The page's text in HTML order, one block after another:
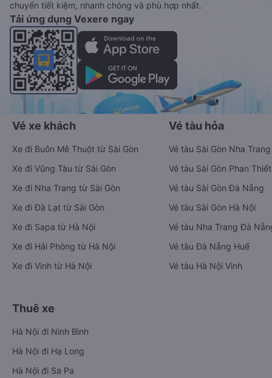
chuyển tiết kiệm, nhanh chóng và phù hợp nhất.
Tải ứng dụng Vexere ngay
Vé xe khách
Xe đi Buôn Mê Thuột từ Sài Gòn
Xe đi Vũng Tàu từ Sài Gòn
Xe đi Nha Trang từ Sài Gòn
Xe đi Đà Lạt từ Sài Gòn
Xe đi Sapa từ Hà Nội
Xe đi Hải Phòng từ Hà Nội
Xe đi Vinh từ Hà Nội
Vé tàu hỏa
Vé tàu Sài Gòn Nha Trang
Vé tàu Sài Gòn Phan Thiết
Vé tàu Sài Gòn Đà Nẵng
Vé tàu Sài Gòn Hà Nội
Vé tàu Nha Trang Đà
Vé tàu Đà Nẵng Huế
Vé tàu Hà Nội Vinh
Thuê xe
Hà Nội đi Ninh Bình
Hà Nội đi Hạ Long
Hà Nội đi Sa Pa